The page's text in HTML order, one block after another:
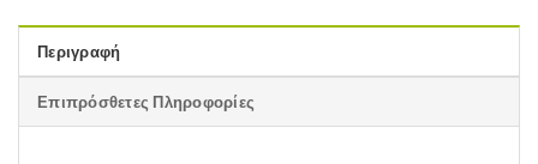
Περιγραφή
Επιπρόσθετες Πληροφορίες